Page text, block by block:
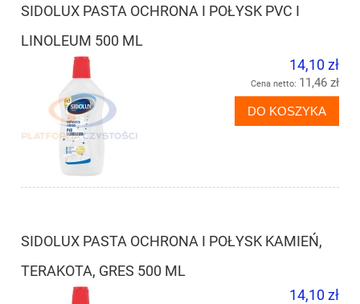
SIDOLUX PASTA OCHRONA I POŁYSK PVC I
LINOLEUM 500 ML
14,10 zł
Cena netto: 11,46 zł
DO KOSZYKA
SIDOLUX PASTA OCHRONA I POŁYSK KAMIEŃ,
TERAKOTA, GRES 500 ML
14,10 zł